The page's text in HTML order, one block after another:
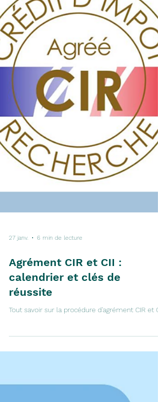
27 janv. 6 min de lecture
Agrément CIR et CII :
réussite